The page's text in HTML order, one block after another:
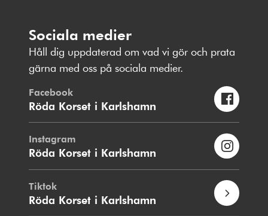
Sociala medier
Håll dig uppdaterad om vad vi gör och prata
gärna med oss på sociala medier.
Facebook
Röda Korset i Karlshamn
Instagram
Röda Korset i Karlshamn
Tiktok
Röda Korset i Karlshamn